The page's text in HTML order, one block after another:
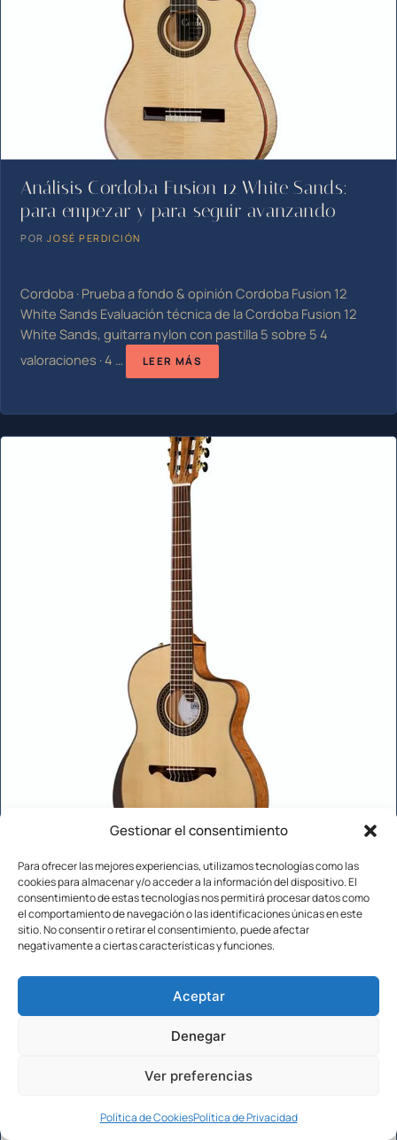
Gestionar el consentimiento
Para ofrecer las mejores experiencias, utilizamos tecnologías como las
cookies para almacenar y/o acceder a la información del dispositivo. El
consentimiento de estas tecnologías nos permitirá procesar datos como
el comportamiento de navegación o las identificaciones únicas en este
sitio. No consentir o retirar el consentimiento, puede afectar
negativamente a ciertas características y funciones.
Aceptar
Denegar
Ver preferencias
Política de CookiesPolítica de Privacidad
Análisis Cordoba Fusion 12 White Sands:
para empezar y para seguir avanzando
PORJOSÉ PERDICIÓN
Cordoba · Prueba a fondo & opinión Cordoba Fusion 12
White Sands Evaluación técnica de la Cordoba Fusion 12
White Sands, guitarra nylon con pastilla 5 sobre 5 4
valoraciones · 4 …
LEER MÁS
Manuel Rodriguez Superior Estadio matte
ES-SC test y análisis detallado
PORJOSÉ PERDICIÓN
Manuel Rodriguez 4.5 sobre 5 2 valoraciones · 2
comentarios 1099 € Precio orientativo en …